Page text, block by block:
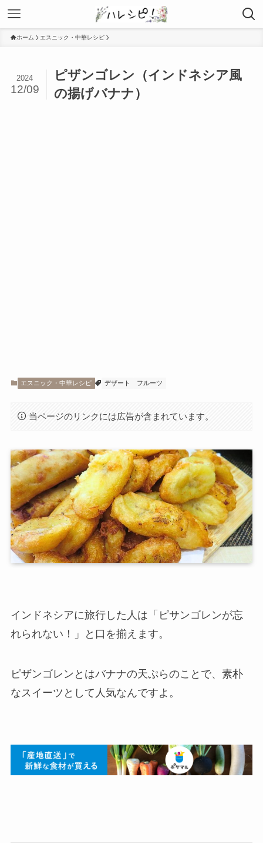
ホーム エスニック・中華レシピ
ピザンゴレン（インドネシア風
の揚げバナナ）
2024
12/09
エスニック・中華レシピ デザート フルーツ
当ページのリンクには広告が含まれています。
インドネシアに旅行した人は「ピサンゴレンが忘
れられない！」と口を揃えます。
ピザンゴレンとはバナナの天ぷらのことで、素朴
なスイーツとして人気なんですよ。